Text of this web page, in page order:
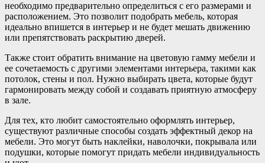
необходимо предварительно определиться с его размерами и
расположением. Это позволит подобрать мебель, которая
идеально впишется в интерьер и не будет мешать движению
или препятствовать раскрытию дверей.
Также стоит обратить внимание на цветовую гамму мебели и
ее сочетаемость с другими элементами интерьера, такими как
потолок, стены и пол. Нужно выбирать цвета, которые будут
гармонировать между собой и создавать приятную атмосферу
в зале.
Для тех, кто любит самостоятельно оформлять интерьер,
существуют различные способы создать эффектный декор на
мебели. Это могут быть наклейки, наволочки, покрывала или
подушки, которые помогут придать мебели индивидуальность